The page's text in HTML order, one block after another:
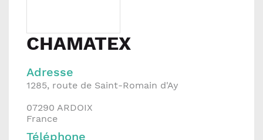
CHAMATEX
Adresse
1285, route de Saint-Romain d'Ay
07290 ARDOIX
France
Téléphone